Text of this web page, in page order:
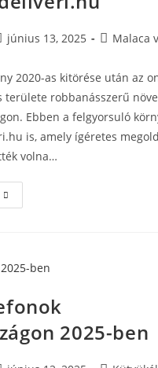
június 13, 2025
PostMalaca
2020-as kitörése után az
területe robbanásszerű
Ebben a felgyorsuló
is, amely ígéretes
volna…
Az
Deliveri.hu
2025-ben